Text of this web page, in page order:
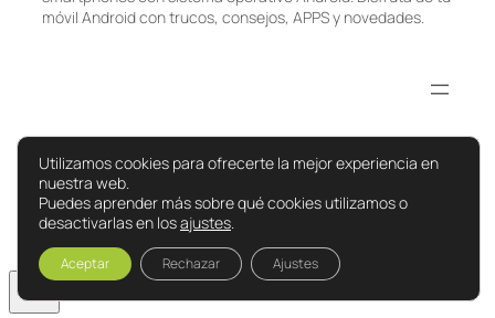
móvil Android con trucos, consejos, APPS y novedades.
Utilizamos cookies para ofrecerte la mejor experiencia en
nuestra web.
Puedes aprender más sobre qué cookies utilizamos o
desactivarlas en losajustes.
Aceptar Rechazar Ajustes